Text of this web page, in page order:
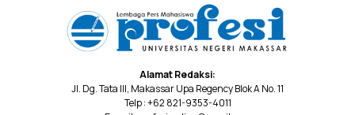
Alamat Redaksi:
Jl. Dg. Tata III, Makassar Upa Regency Blok A No. 11
Telp : +62 821-9353-4011